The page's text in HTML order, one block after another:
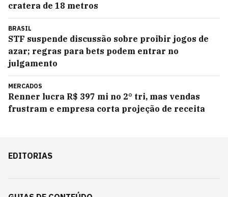
cratera de 18 metros
BRASIL
STF suspende discussão sobre proibir jogos de
azar; regras para bets podem entrar no
julgamento
MERCADOS
Renner lucra R$ 397 mi no 2° tri, mas vendas
frustram e empresa corta projeção de receita
EDITORIAS